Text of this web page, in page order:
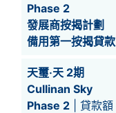
Phase 2
發展商按揭計劃
備用第一按揭貸款
天璽‧天 2期
Cullinan Sky
Phase 2 | 貸款額